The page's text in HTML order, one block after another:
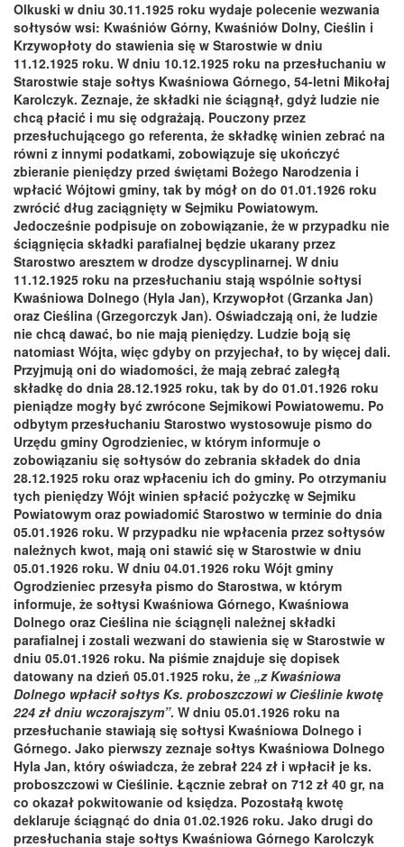
Olkuski w dniu 30.11.1925 roku wydaje polecenie wezwania
sołtysów wsi: Kwaśniów Górny, Kwaśniów Dolny, Cieślin i
Krzywopłoty do stawienia się w Starostwie w dniu
11.12.1925 roku. W dniu 10.12.1925 roku na przesłuchaniu w
Starostwie staje sołtys Kwaśniowa Górnego, 54-letni Mikołaj
Karolczyk. Zeznaje, że składki nie ściągnął, gdyż ludzie nie
chcą płacić i mu się odgrażają. Pouczony przez
przesłuchującego go referenta, że składkę winien zebrać na
równi z innymi podatkami, zobowiązuje się ukończyć
zbieranie pieniędzy przed świętami Bożego Narodzenia i
wpłacić Wójtowi gminy, tak by mógł on do 01.01.1926 roku
zwrócić dług zaciągnięty w Sejmiku Powiatowym.
Jedocześnie podpisuje on zobowiązanie, że w przypadku nie
ściągnięcia składki parafialnej będzie ukarany przez
Starostwo aresztem w drodze dyscyplinarnej. W dniu
11.12.1925 roku na przesłuchaniu stają wspólnie sołtysi
Kwaśniowa Dolnego (Hyla Jan), Krzywopłot (Grzanka Jan)
oraz Cieślina (Grzegorczyk Jan). Oświadczają oni, że ludzie
nie chcą dawać, bo nie mają pieniędzy. Ludzie boją się
natomiast Wójta, więc gdyby on przyjechał, to by więcej dali.
Przyjmują oni do wiadomości, że mają zebrać zaległą
składkę do dnia 28.12.1925 roku, tak by do 01.01.1926 roku
pieniądze mogły być zwrócone Sejmikowi Powiatowemu. Po
odbytym przesłuchaniu Starostwo wystosowuje pismo do
Urzędu gminy Ogrodzieniec, w którym informuje o
zobowiązaniu się sołtysów do zebrania składek do dnia
28.12.1925 roku oraz wpłaceniu ich do gminy. Po otrzymaniu
tych pieniędzy Wójt winien spłacić pożyczkę w Sejmiku
Powiatowym oraz powiadomić Starostwo w terminie do dnia
05.01.1926 roku. W przypadku nie wpłacenia przez sołtysów
należnych kwot, mają oni stawić się w Starostwie w dniu
05.01.1926 roku. W dniu 04.01.1926 roku Wójt gminy
Ogrodzieniec przesyła pismo do Starostwa, w którym
informuje, że sołtysi Kwaśniowa Górnego, Kwaśniowa
Dolnego oraz Cieślina nie ściągnęli należnej składki
parafialnej i zostali wezwani do stawienia się w Starostwie w
dniu 05.01.1926 roku. Na piśmie znajduje się dopisek
datowany na dzień 05.01.1925 roku, że „z Kwaśniowa
Dolnego wpłacił sołtys Ks. proboszczowi w Cieślinie kwotę
224 zł dniu wczorajszym”. W dniu 05.01.1926 roku na
przesłuchanie stawiają się sołtysi Kwaśniowa Dolnego i
Górnego. Jako pierwszy zeznaje sołtys Kwaśniowa Dolnego
Hyla Jan, który oświadcza, że zebrał 224 zł i wpłacił je ks.
proboszczowi w Cieślinie. Łącznie zebrał on 712 zł 40 gr, na
co okazał pokwitowanie od księdza. Pozostałą kwotę
deklaruje ściągnąć do dnia 01.02.1926 roku. Jako drugi do
przesłuchania staje sołtys Kwaśniowa Górnego Karolczyk